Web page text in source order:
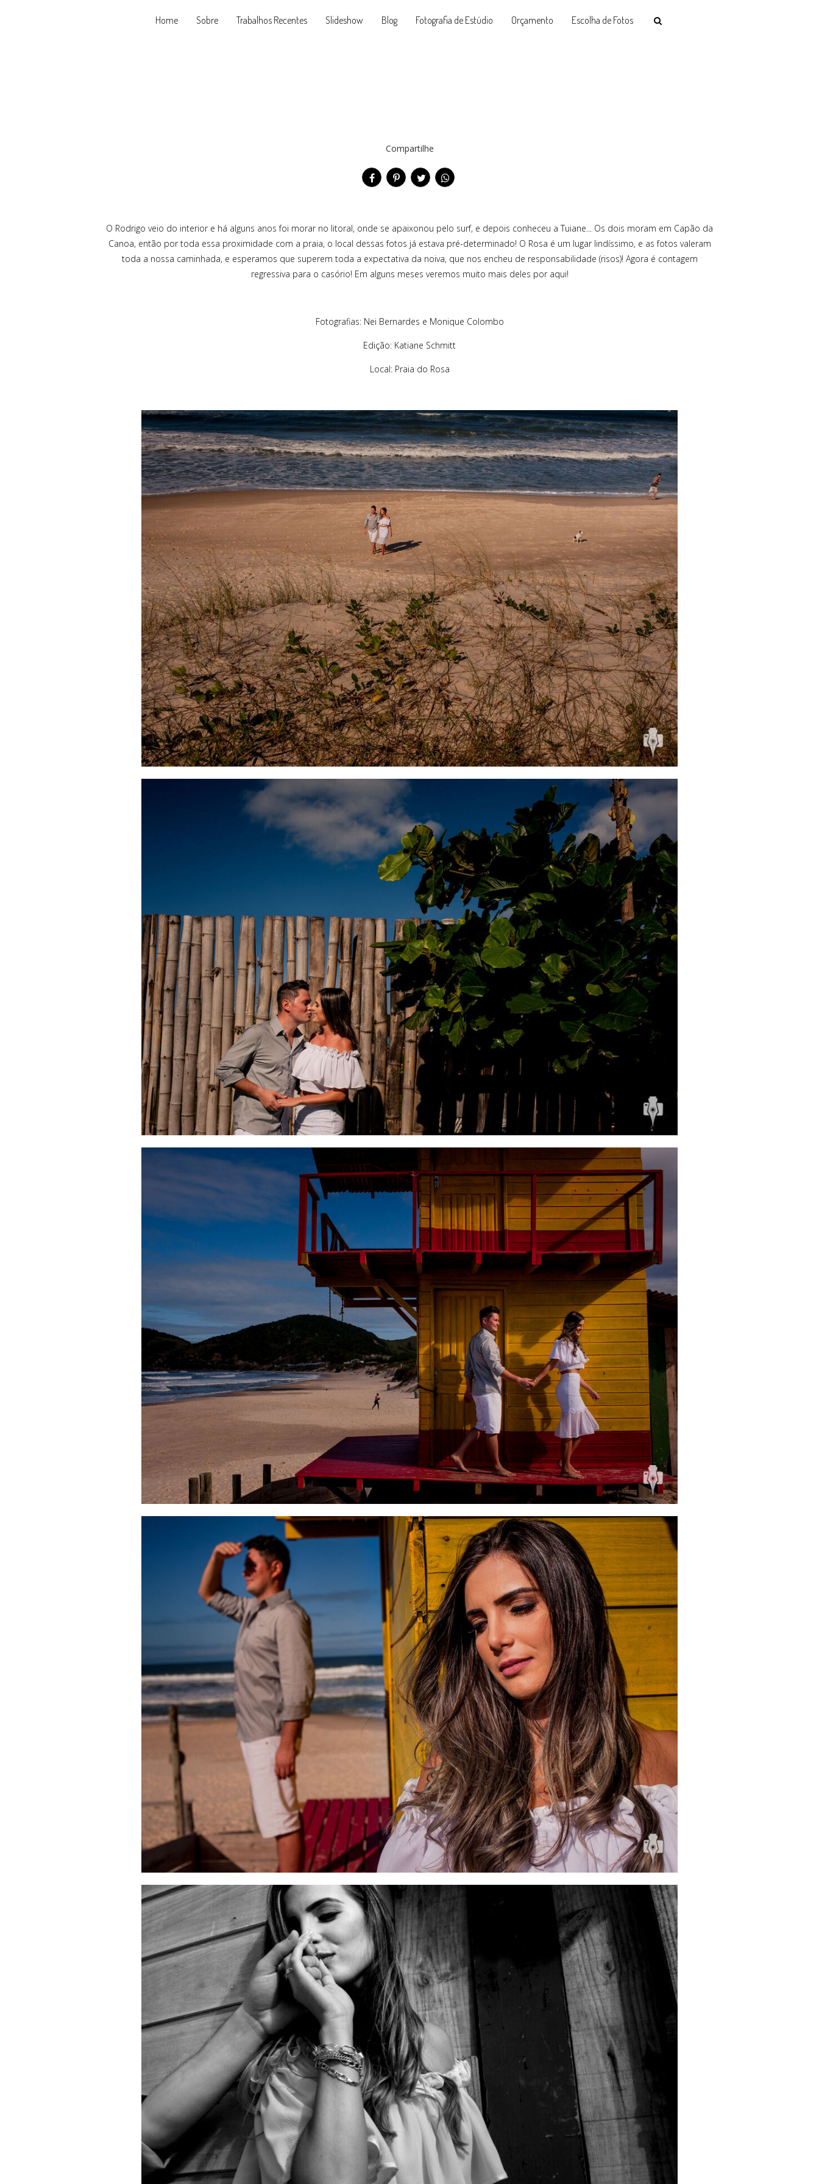
Home Sobre Trabalhos Recentes Slideshow Blog Fotografia de Estúdio Orçamento Escolha de Fotos
Compartilhe
O Rodrigo veio do interior e há alguns anos foi morar no litoral, onde se apaixonou pelo surf, e depois conheceu a Tuiane... Os dois moram em Capão da
Canoa, então por toda essa proximidade com a praia, o local dessas fotos já estava pré-determinado! O Rosa é um lugar lindíssimo, e as fotos valeram
toda a nossa caminhada, e esperamos que superem toda a expectativa da noiva, que nos encheu de responsabilidade (risos)! Agora é contagem
regressiva para o casório! Em alguns meses veremos muito mais deles por aqui!
Fotografias: Nei Bernardes e Monique Colombo
Edição: Katiane Schmitt
Local: Praia do Rosa